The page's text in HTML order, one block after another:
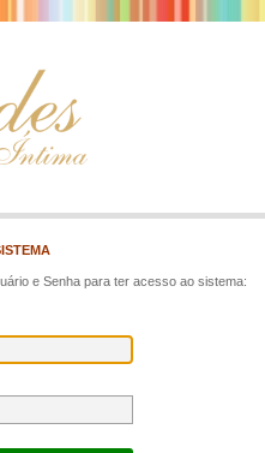
e Senha para ter acesso ao sistema: